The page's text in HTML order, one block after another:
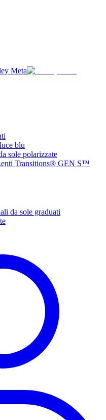
Meta
blu
sole polarizzate
Transitions® GEN S™
da sole graduati